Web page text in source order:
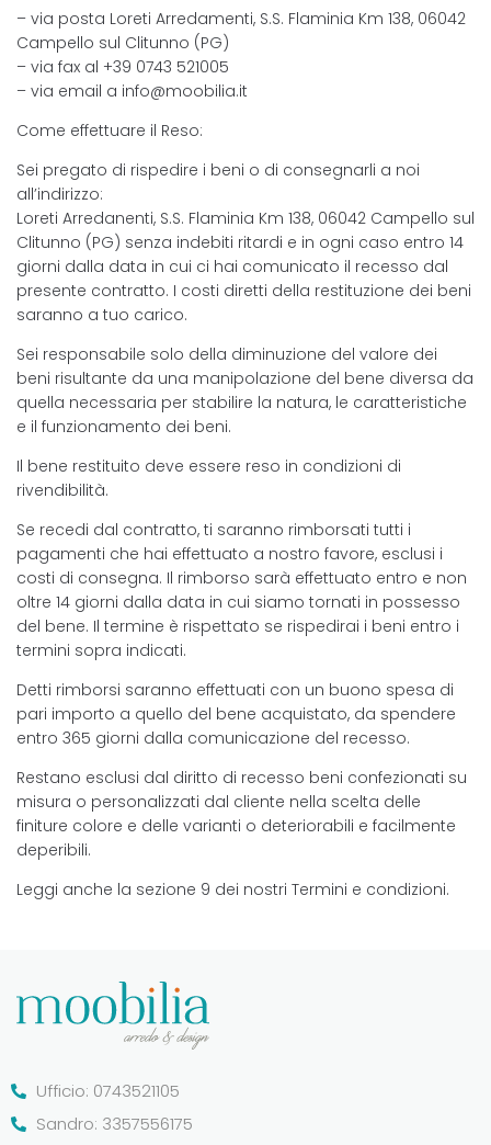
– via posta Loreti Arredamenti, S.S. Flaminia Km 138, 06042
Campello sul Clitunno (PG)
– via fax al +39 0743 521005
– via email a info@moobilia.it
Come effettuare il Reso:
Sei pregato di rispedire i beni o di consegnarli a noi
all’indirizzo:
Loreti Arredanenti, S.S. Flaminia Km 138, 06042 Campello sul
Clitunno (PG) senza indebiti ritardi e in ogni caso entro 14
giorni dalla data in cui ci hai comunicato il recesso dal
presente contratto. I costi diretti della restituzione dei beni
saranno a tuo carico.
Sei responsabile solo della diminuzione del valore dei
beni risultante da una manipolazione del bene diversa da
quella necessaria per stabilire la natura, le caratteristiche
e il funzionamento dei beni.
Il bene restituito deve essere reso in condizioni di
rivendibilità.
Se recedi dal contratto, ti saranno rimborsati tutti i
pagamenti che hai effettuato a nostro favore, esclusi i
costi di consegna. Il rimborso sarà effettuato entro e non
oltre 14 giorni dalla data in cui siamo tornati in possesso
del bene. Il termine è rispettato se rispedirai i beni entro i
termini sopra indicati.
Detti rimborsi saranno effettuati con un buono spesa di
pari importo a quello del bene acquistato, da spendere
entro 365 giorni dalla comunicazione del recesso.
Restano esclusi dal diritto di recesso beni confezionati su
misura o personalizzati dal cliente nella scelta delle
finiture colore e delle varianti o deteriorabili e facilmente
deperibili.
Leggi anche la sezione 9 dei nostri Termini e condizioni.
Ufficio: 0743521105
Sandro: 3357556175